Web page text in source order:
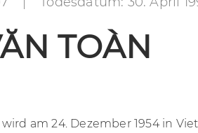
TOÀN
wird am 24. Dezember 1954 in